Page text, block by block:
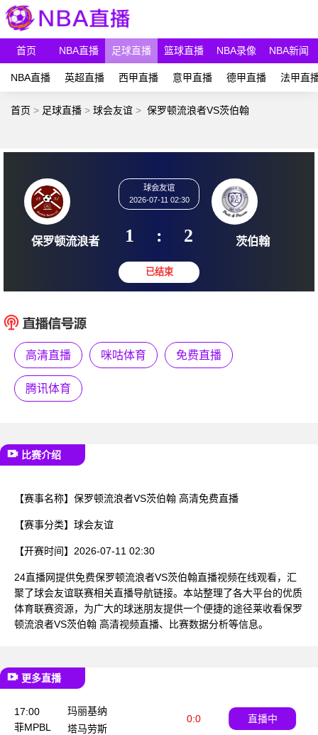
首页 NBA直播 足球直播 篮球直播 NBA录像 NBA新闻
NBA直播 英超直播 西甲直播 意甲直播 德甲直播 法甲直
首页 > 足球直播 > 球会友谊 > 保罗顿流浪者VS茨伯翰
保罗顿流浪者
球会友谊
2026-07-11 02:30
1 : 2 茨
高清直播 咪咕体育 免费直播
腾讯体育
比赛介绍
【赛事名称】 保罗顿流浪者VS茨伯翰 高清免费直播
【赛事分类】 球会友谊
【开赛时间】 2026-07-11 02:30
24直播网提供免费保罗顿流浪者VS茨伯翰直播视频在线观看，汇
聚了球会友谊联赛相关直播导航链接。本站整理了各大平台的优质
体育联赛资源，为广大的球迷朋友提供一个便捷的途径莱收看保罗
顿流浪者VS茨伯翰 高清视频直播、比赛数据分析等信息。
更多直播
17:00
菲MPBL
玛丽基纳
0:0
塔马劳斯
直播中